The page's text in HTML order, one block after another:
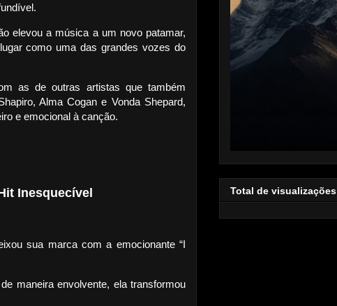
elevou a música a um novo patamar,
como uma das grandes vozes do
as de outras artistas que também
Alma Cogan e Vonda Shepard,
e emocional à canção.
Inesquecível
sua marca com a emocionante “I
maneira envolvente, ela transformou
Total de visualizações